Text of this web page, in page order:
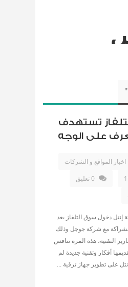
تستهدف
على الوجه
اخبار المواقع و الشركات
0 تعليق
إنتل دخول سوق التلفاز بعد
مع شركة جوجل وذلك
التقنية، هذه المرة تنافس
أفكار وتقنية جديدة لم
على تطوير جهاز ترقية ...